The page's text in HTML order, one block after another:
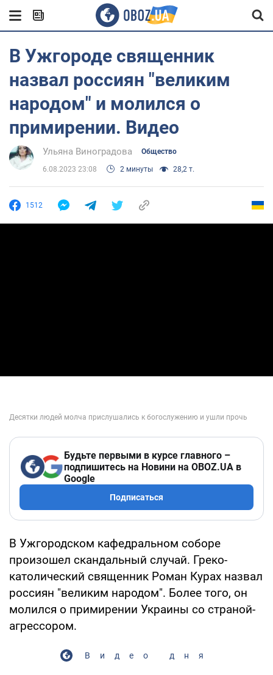
В Ужгороде священник
назвал россиян "великим
народом" и молился о
примирении. Видео
Ульяна Виноградова Общество
6.08.2023 23:08 2 минуты 28,2 т.
1512
Будьте первыми в курсе главного –
подпишитесь на Новини на OBOZ.UA в
Google
Подписаться
В Ужгородском кафедральном соборе
произошел скандальный случай. Греко-
католический священник Роман Курах назвал
россиян "великим народом". Более того, он
молился о примирении Украины со страной-
агрессором.
Видео дня